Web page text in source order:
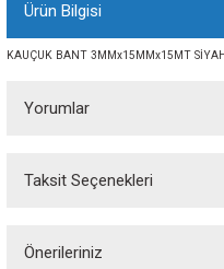
Ürün Bilgisi
KAUÇUK BANT 3MMx15MMx15MT
Yorumlar
Taksit Seçenekleri
Önerileriniz